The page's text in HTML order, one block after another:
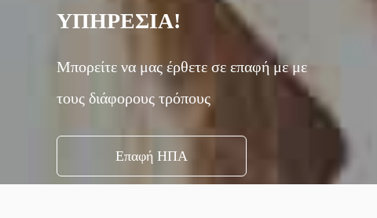
ΥΠΗΡΕΣΙΑ!
Μπορείτε να μας έρθετε σε επαφή με με
τους διάφορους τρόπους
Επαφή ΗΠΑ